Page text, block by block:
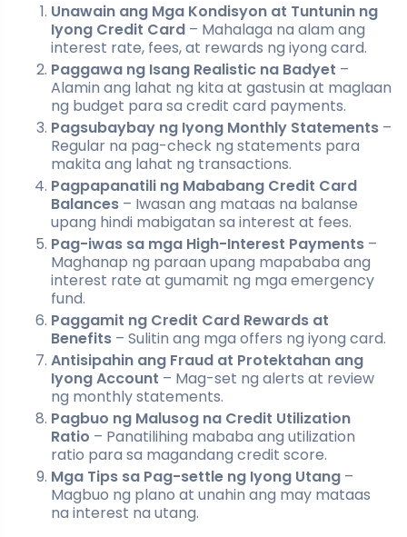
Unawain ang Mga Kondisyon at Tuntunin ng
Iyong Credit Card – Mahalaga na alam ang
interest rate, fees, at rewards ng iyong card.
Paggawa ng Isang Realistic na Badyet –
Alamin ang lahat ng kita at gastusin at maglaan
ng budget para sa credit card payments.
Pagsubaybay ng Iyong Monthly Statements –
Regular na pag-check ng statements para
makita ang lahat ng transactions.
Pagpapanatili ng Mababang Credit Card
Balances – Iwasan ang mataas na balanse
upang hindi mabigatan sa interest at fees.
Pag-iwas sa mga High-Interest Payments –
Maghanap ng paraan upang mapababa ang
interest rate at gumamit ng mga emergency
fund.
Paggamit ng Credit Card Rewards at
Benefits – Sulitin ang mga offers ng iyong card.
Antisipahin ang Fraud at Protektahan ang
Iyong Account – Mag-set ng alerts at review
ng monthly statements.
Pagbuo ng Malusog na Credit Utilization
Ratio – Panatilihing mababa ang utilization
ratio para sa magandang credit score.
Mga Tips sa Pag-settle ng Iyong Utang –
Magbuo ng plano at unahin ang may mataas
na interest na utang.